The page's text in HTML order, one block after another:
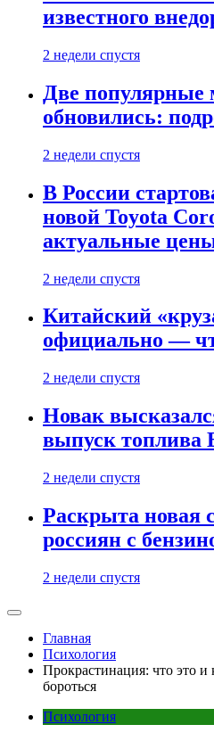
известного
2 недели спустя
Две популярные
обновились:
2 недели спустя
В России
новой Toyota
актуальные
2 недели спустя
Китайский
официально —
2 недели спустя
Новак
выпуск топлива
2 недели спустя
Раскрыта новая
россиян с
2 недели спустя
Главная
Психология
Прокрастинация: что это и
бороться
Психология